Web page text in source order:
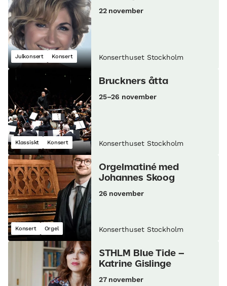
Julkonsert Konsert
22 november
Konserthuset Stockholm
Klassiskt Konsert
Bruckners åtta
25–26 november
Konserthuset Stockholm
Konsert Orgel
Orgelmatiné med
Johannes Skoog
26 november
Konserthuset Stockholm
STHLM Blue Tide –
Katrine Gislinge
27 november